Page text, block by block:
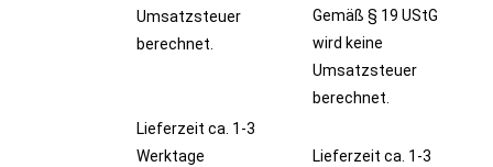
Umsatzsteuer
berechnet.
Lieferzeit ca. 1-3
Werktage
Gemäß § 19 UStG
wird keine
Umsatzsteuer
berechnet.
Lieferzeit ca. 1-3